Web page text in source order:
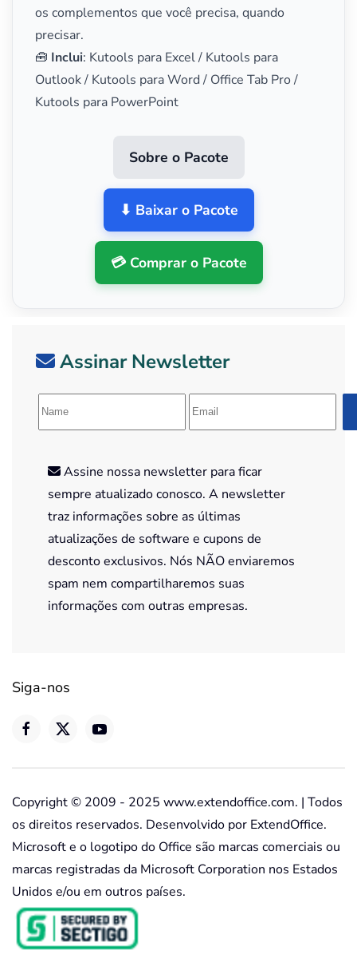
os complementos que você precisa, quando
precisar.
🧰 Inclui: Kutools para Excel / Kutools para
Outlook / Kutools para Word / Office Tab Pro /
Kutools para PowerPoint
Sobre o Pacote
⬇ Baixar o Pacote
💳 Comprar o Pacote
Assinar Newsletter
Assine nossa newsletter para ficar
sempre atualizado conosco. A newsletter
traz informações sobre as últimas
atualizações de software e cupons de
desconto exclusivos. Nós NÃO enviaremos
spam nem compartilharemos suas
informações com outras empresas.
Siga-nos
Copyright © 2009 - 2025 www.extendoffice.com. | Todos
os direitos reservados. Desenvolvido por ExtendOffice.
Microsoft e o logotipo do Office são marcas comerciais ou
marcas registradas da Microsoft Corporation nos Estados
Unidos e/ou em outros países.